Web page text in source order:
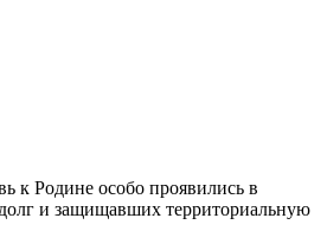
к Родине особо проявились в
и защищавших территориальную